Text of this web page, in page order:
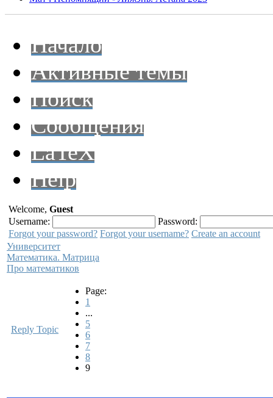
Начало
Активные темы
Поиск
Сообщения
LaTeX
Help
Welcome, Guest
Username:
Password:
Forgot your password? Forgot your username? Create an account
Университет
Математика. Матрица
Про математиков
Reply Topic
Page:
1
...
5
6
7
8
9